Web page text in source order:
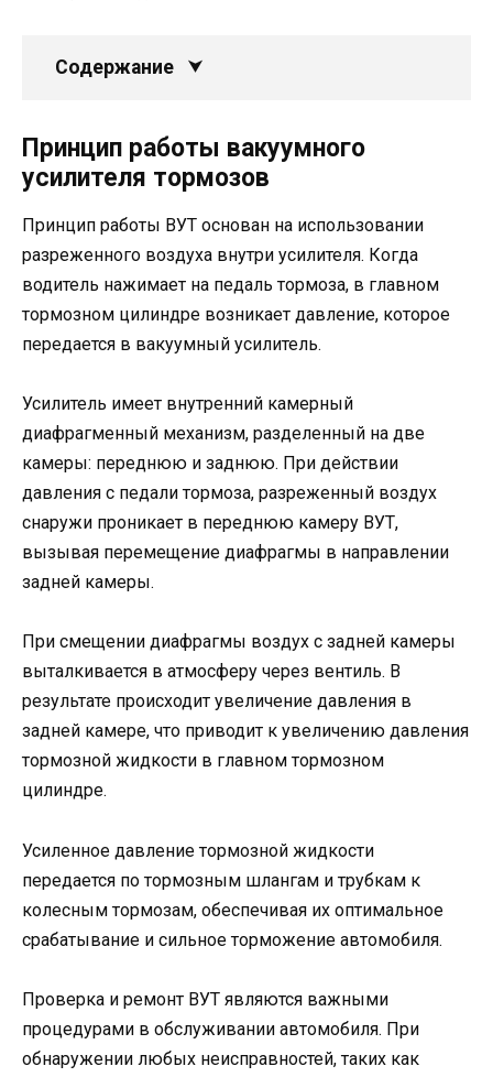
Содержание
Принцип работы вакуумного
усилителя тормозов
Принцип работы ВУТ основан на использовании
разреженного воздуха внутри усилителя. Когда
водитель нажимает на педаль тормоза, в главном
тормозном цилиндре возникает давление, которое
передается в вакуумный усилитель.
Усилитель имеет внутренний камерный
диафрагменный механизм, разделенный на две
камеры: переднюю и заднюю. При действии
давления с педали тормоза, разреженный воздух
снаружи проникает в переднюю камеру ВУТ,
вызывая перемещение диафрагмы в направлении
задней камеры.
При смещении диафрагмы воздух с задней камеры
выталкивается в атмосферу через вентиль. В
результате происходит увеличение давления в
задней камере, что приводит к увеличению давления
тормозной жидкости в главном тормозном
цилиндре.
Усиленное давление тормозной жидкости
передается по тормозным шлангам и трубкам к
колесным тормозам, обеспечивая их оптимальное
срабатывание и сильное торможение автомобиля.
Проверка и ремонт ВУТ являются важными
процедурами в обслуживании автомобиля. При
обнаружении любых неисправностей, таких как